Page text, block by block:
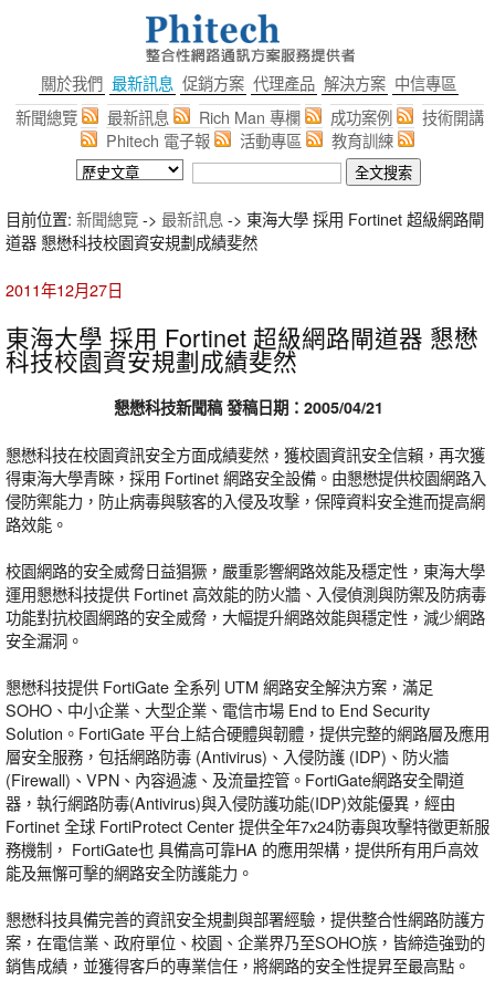
關於我們 最新訊息 促銷方案 代理產品 解決方案 中信專區
新聞總覽
最新訊息 Rich Man 專欄 成功案例
技術開講
Phitech 電子報
活動專區 教育訓練
目前位置: 新聞總覽-> 最新訊息 -> 東海大學 採用 Fortinet 超級網路閘
道器 懇懋科技校園資安規劃成績斐然
2011年12月27日
東海大學 採用 Fortinet 超級網路閘道器 懇懋
科技校園資安規劃成績斐然
懇懋科技新聞稿 發稿日期：2005/04/21
懇懋科技在校園資訊安全方面成績斐然，獲校園資訊安全信賴，再次獲
得東海大學青睞，採用 Fortinet 網路安全設備。由懇懋提供校園網路入
侵防禦能力，防止病毒與駭客的入侵及攻擊，保障資料安全進而提高網
路效能。
校園網路的安全威脅日益猖獗，嚴重影響網路效能及穩定性，東海大學
運用懇懋科技提供 Fortinet 高效能的防火牆、入侵偵測與防禦及防病毒
功能對抗校園網路的安全威脅，大幅提升網路效能與穩定性，減少網路
安全漏洞。
懇懋科技提供 FortiGate 全系列 UTM 網路安全解決方案，滿足
SOHO、中小企業、大型企業、電信市場 End to End Security
Solution。FortiGate 平台上結合硬體與韌體，提供完整的網路層及應用
層安全服務，包括網路防毒 (Antivirus)、入侵防護 (IDP)、防火牆
(Firewall)、VPN、內容過濾、及流量控管。FortiGate網路安全閘道
器，執行網路防毒(Antivirus)與入侵防護功能(IDP)效能優異，經由
Fortinet 全球 FortiProtect Center 提供全年7x24防毒與攻擊特徵更新服
務機制， FortiGate也 具備高可靠HA 的應用架構，提供所有用戶高效
能及無懈可擊的網路安全防護能力。
懇懋科技具備完善的資訊安全規劃與部署經驗，提供整合性網路防護方
案，在電信業、政府單位、校園、企業界乃至SOHO族，皆締造強勁的
銷售成績，並獲得客戶的專業信任，將網路的安全性提昇至最高點。